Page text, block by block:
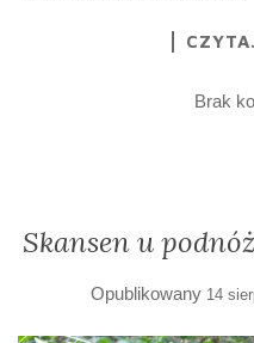
Brak
Skansen u
Opublikowany 14